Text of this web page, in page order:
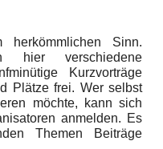
Sinn.
hier verschiedene
Kurzvorträge
Plätze frei. Wer selbst
möchte, kann sich
anmelden. Es
Themen Beiträge